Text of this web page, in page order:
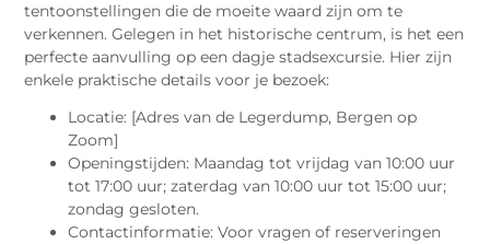
tentoonstellingen die de moeite waard zijn om te
verkennen. Gelegen in het historische centrum, is het een
perfecte aanvulling op een dagje stadsexcursie. Hier zijn
enkele praktische details voor je bezoek:
Locatie: [Adres van de Legerdump, Bergen op
Zoom]
Openingstijden: Maandag tot vrijdag van 10:00 uur
tot 17:00 uur; zaterdag van 10:00 uur tot 15:00 uur;
zondag gesloten.
Contactinformatie: Voor vragen of reserveringen